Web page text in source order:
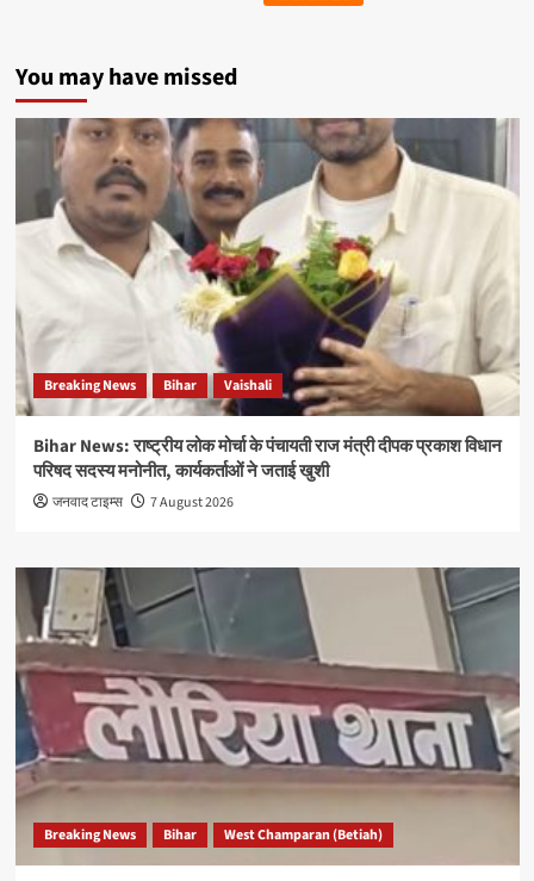
You may have missed
Breaking News Bihar Vaishali
Bihar News: राष्ट्रीय लोक मोर्चा के पंचायती राज मंत्री दीपक प्रकाश विधान
परिषद सदस्य मनोनीत, कार्यकर्ताओं ने जताई खुशी
जनवाद टाइम्स 7 August 2026
Breaking News Bihar West Champaran (Betiah)